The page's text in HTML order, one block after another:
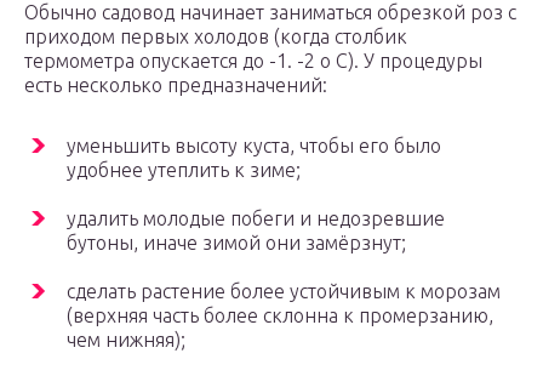
Обычно садовод начинает заниматься обрезкой роз с
приходом первых холодов (когда столбик
термометра опускается до -1. -2 o C). У процедуры
есть несколько предназначений:
уменьшить высоту куста, чтобы его было
удобнее утеплить к зиме;
удалить молодые побеги и недозревшие
бутоны, иначе зимой они замёрзнут;
сделать растение более устойчивым к морозам
(верхняя часть более склонна к промерзанию,
чем нижняя);